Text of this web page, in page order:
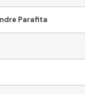
Parafita